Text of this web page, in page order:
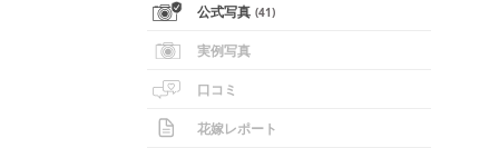
公式写真 (41)
実例写真
口コミ
花嫁レポート